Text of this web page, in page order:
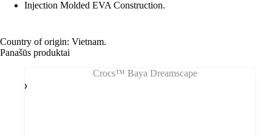
Injection Molded EVA Construction.
Country of origin: Vietnam.
Panašūs produktai